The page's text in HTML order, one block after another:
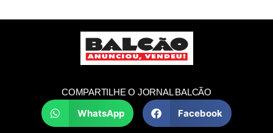
COMPARTILHE O JORNAL BALCÃO
WhatsApp Facebook